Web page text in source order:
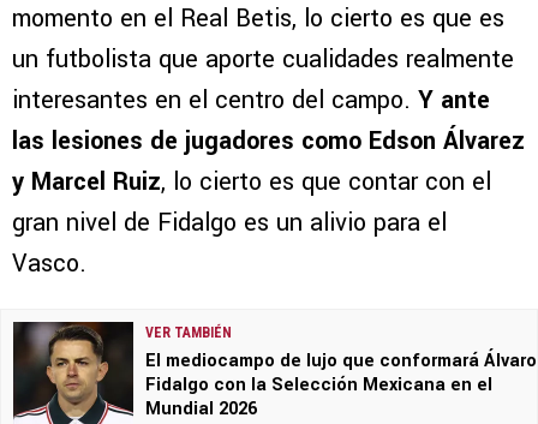
momento en el Real Betis, lo cierto es que es
un futbolista que aporte cualidades realmente
interesantes en el centro del campo. Y ante
las lesiones de jugadores como Edson Álvarez
y Marcel Ruiz, lo cierto es que contar con el
gran nivel de Fidalgo es un alivio para el
Vasco.
VER TAMBIÉN
El mediocampo de lujo que conformará Álvaro
Fidalgo con la Selección Mexicana en el
Mundial 2026